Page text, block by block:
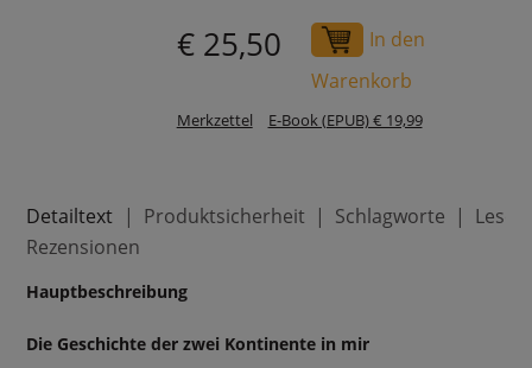
€ 25,50
In den
Warenkorb
Merkzettel E-Book (EPUB) € 19,99
Detailtext Produktsicherheit Schlagworte
Rezensionen
Hauptbeschreibung
Die Geschichte der zwei Kontinente in mir